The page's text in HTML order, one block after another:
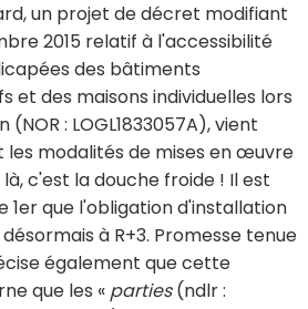
un projet de décret modifiant
2015 relatif à l'accessibilité
des bâtiments
et des maisons individuelles lors
: LOGL1833057A), vient
modalités de mises en œuvre
c'est la douche froide ! Il est
1er que l'obligation d'installation
à R+3. Promesse tenue
également que cette
que les « parties(ndlr :